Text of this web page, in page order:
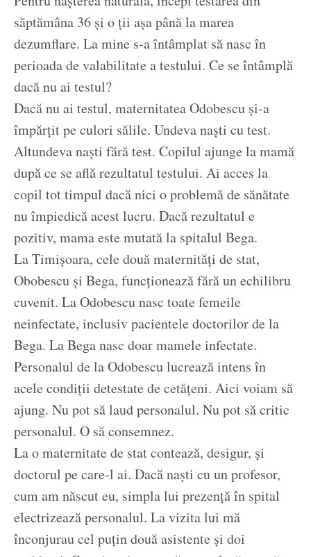
săptămâna 36 și o ții așa până la marea
dezumflare. La mine s-a întâmplat să nasc în
perioada de valabilitate a testului. Ce se întâmplă
dacă nu ai testul?
Dacă nu ai testul, maternitatea Odobescu și-a
împărțit pe culori sălile. Undeva naști cu test.
Altundeva naști fără test. Copilul ajunge la mamă
după ce se află rezultatul testului. Ai acces la
copil tot timpul dacă nici o problemă de sănătate
nu împiedică acest lucru. Dacă rezultatul e
pozitiv, mama este mutată la spitalul Bega.
La Timișoara, cele două maternități de stat,
Obobescu și Bega, funcționează fără un echilibru
cuvenit. La Odobescu nasc toate femeile
neinfectate, inclusiv pacientele doctorilor de la
Bega. La Bega nasc doar mamele infectate.
Personalul de la Odobescu lucrează intens în
acele condiții detestate de cetățeni. Aici voiam să
ajung. Nu pot să laud personalul. Nu pot să critic
personalul. O să consemnez.
La o maternitate de stat contează, desigur, și
doctorul pe care-l ai. Dacă naști cu un profesor,
cum am născut eu, simpla lui prezență în spital
electrizează personalul. La vizita lui mă
înconjurau cel puțin două asistente și doi